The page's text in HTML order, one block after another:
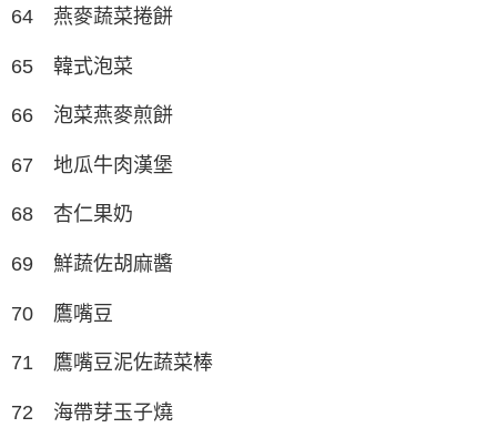
64 燕麥蔬菜捲餅
65 韓式泡菜
66 泡菜燕麥煎餅
67 地瓜牛肉漢堡
68 杏仁果奶
69 鮮蔬佐胡麻醬
70 鷹嘴豆
71 鷹嘴豆泥佐蔬菜棒
72 海帶芽玉子燒